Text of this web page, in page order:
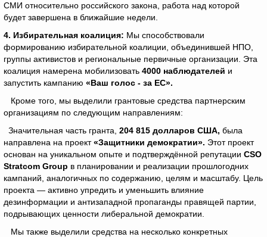
СМИ относительно российского закона, работа над которой
будет завершена в ближайшие недели.
4. Избирательная коалиция: Мы способствовали
формированию избирательной коалиции, объединившей НПО,
группы активистов и региональные первичные организации. Эта
коалиция намерена мобилизовать 4000 наблюдателей и
запустить кампанию «Ваш голос - за ЕС».
Кроме того, мы выделили грантовые средства партнерским
организациям по следующим направлениям:
Значительная часть гранта, 204 815 долларов США, была
направлена ​​на проект«Защитники демократии». Этот проект
основан на уникальном опыте и подтверждённой репутации CSO
Stratcom Group в планировании и реализации прошлогодних
кампаний, аналогичных по содержанию, целям и масштабу. Цель
проекта — активно упредить и уменьшить влияние
дезинформации и антизападной пропаганды правящей партии,
подрывающих ценности либеральной демократии.
Мы также выделили средства на несколько конкретных